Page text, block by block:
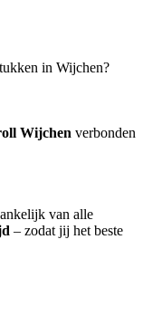
in Wijchen?
Wijchen verbonden
van alle
– zodat jij het beste